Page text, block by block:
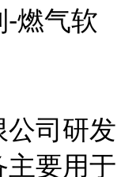
-燃气软
公司研发
主要用于